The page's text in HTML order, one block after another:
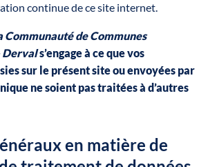
continue de ce site internet.
Communauté de Communes
Dervals’engage à ce que vos
sur le présent site ou envoyées par
ne soient pas traitées à d’autres
en matière de